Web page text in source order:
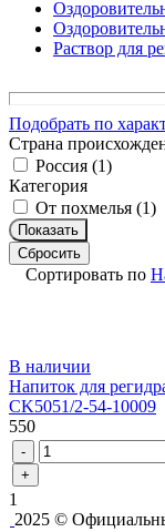
Раствор для
Подобрать по
Страна
Россия (1)
Категория
От похмелья (1)
Показать
Сбросить
Сортировать по
В наличии
Напиток для
CK5051/2-54-10009
550
-
+
1
2025 ©